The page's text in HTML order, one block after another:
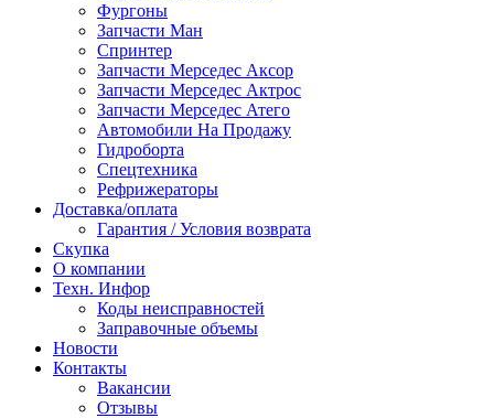
Фургоны
Запчасти Ман
Спринтер
Запчасти Мерседес Аксор
Запчасти Мерседес Актрос
Запчасти Мерседес Атего
Автомобили На Продажу
Гидроборта
Спецтехника
Рефрижераторы
Доставка/оплата
Гарантия / Условия возврата
Скупка
О компании
Техн. Инфор
Коды неисправностей
Заправочные объемы
Новости
Контакты
Вакансии
Отзывы